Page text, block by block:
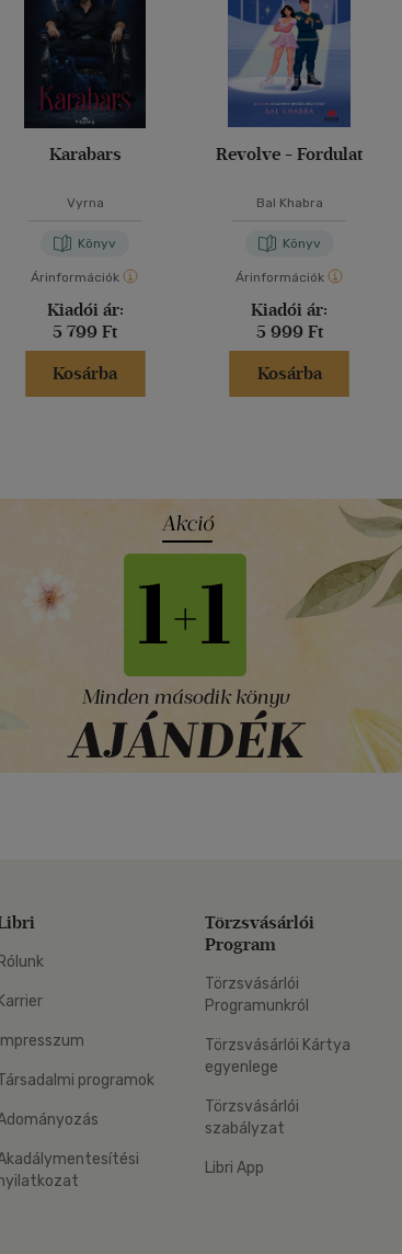
Karabars
Vyrna
Könyv
Árinformációk
Kiadói ár:
5 799 Ft
Kosárba
Revolve - Fordulat
Bal Khabra
Könyv
Árinformációk
Kiadói ár:
5 999 Ft
Kosárba
Rólunk
Karrier
Impresszum
programok
Törzsvásárlói
Program
Törzsvásárlói
Programunkról
Törzsvásárlói Kártya
egyenlege
Törzsvásárlói
szabályzat
Libri App